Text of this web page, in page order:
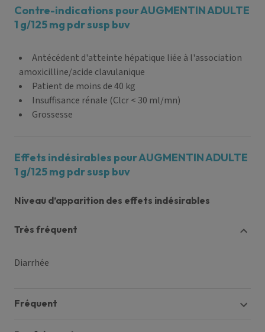
Contre-indications pour AUGMENTIN ADULTE
1 g/125 mg pdr susp buv
Antécédent d'atteinte hépatique liée à l'association
amoxicilline/acide clavulanique
Patient de moins de 40 kg
Insuffisance rénale (Clcr < 30 ml/mn)
Grossesse
Effets indésirables pour AUGMENTIN ADULTE
1 g/125 mg pdr susp buv
Niveau d’apparition des effets indésirables
très fréquent
Diarrhée
fréquent